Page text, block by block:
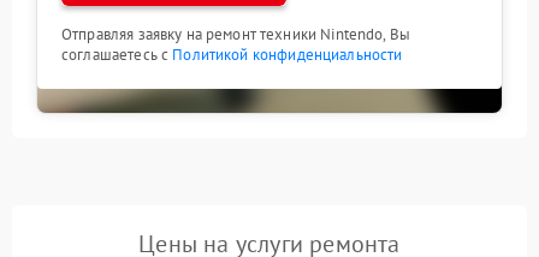
Отправляя заявку на ремонт техники Nintendo, Вы
соглашаетесь с Политикой конфиденциальности
Цены на услуги ремонта